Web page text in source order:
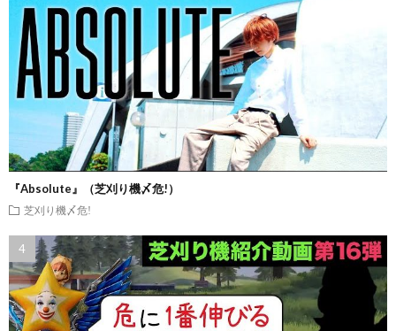
『Absolute』（芝刈り機〆危!）
芝刈り機〆危!